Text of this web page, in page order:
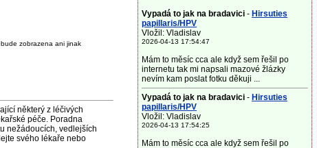
zobrazena ani jinak
některý z léčivých
péče. Poradna
nežádoucích, vedlejších
svého lékaře nebo
Vypadá to jak na bradavici - Hirsuties
papillaris/HPV
Vložil: Vladislav
2026-04-13 17:54:47
Mám to měsíc cca ale když sem řešil po
internetu tak mi napsali mazové žlázky
nevím kam poslat fotku děkuji ...
Vypadá to jak na bradavici - Hirsuties
papillaris/HPV
Vložil: Vladislav
2026-04-13 17:54:25
Mám to měsíc cca ale když sem řešil po